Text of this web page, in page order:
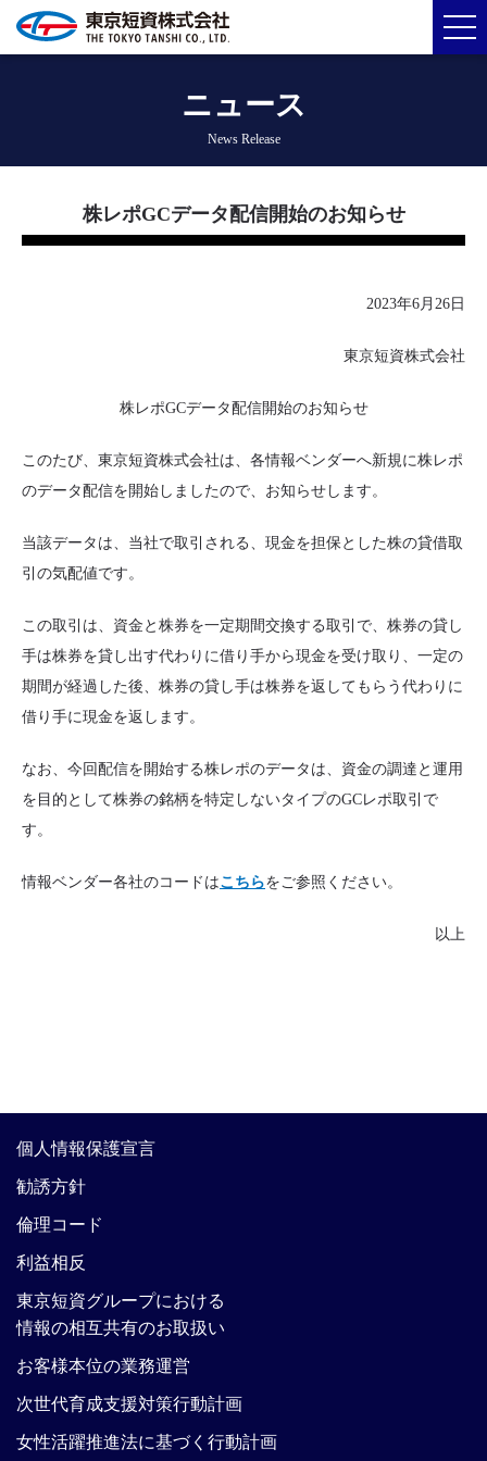
ニュース
News Release
株レポGCデータ配信開始のお知らせ
2023年6月26日
東京短資株式会社
株レポGCデータ配信開始のお知らせ
このたび、東京短資株式会社は、各情報ベンダーへ新規に株レポ
のデータ配信を開始しましたので、お知らせします。
当該データは、当社で取引される、現金を担保とした株の貸借取
引の気配値です。
この取引は、資金と株券を一定期間交換する取引で、株券の貸し
手は株券を貸し出す代わりに借り手から現金を受け取り、一定の
期間が経過した後、株券の貸し手は株券を返してもらう代わりに
借り手に現金を返します。
なお、今回配信を開始する株レポのデータは、資金の調達と運用
を目的として株券の銘柄を特定しないタイプのGCレポ取引で
す。
情報ベンダー各社のコードはこちらをご参照ください。
以上
個人情報保護宣言
勧誘方針
倫理コード
利益相反
東京短資グループにおける
情報の相互共有のお取扱い
お客様本位の業務運営
次世代育成支援対策行動計画
女性活躍推進法に基づく行動計画